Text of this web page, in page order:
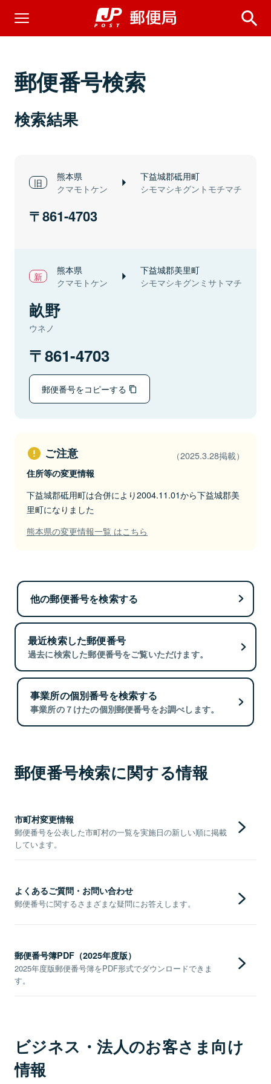
郵便番号検索
検索結果
熊本県
クマモトケン
下益城郡砥用町
シモマシキグントモチマチ
861-4703
熊本県
クマモトケン
下益城郡美里町
シモマシキグンミサトマチ
畝野
ウネノ
861-4703
郵便番号をコピーする
ご注意 （2025.3.28掲載）
住所等の変更情報
下益城郡砥用町は合併により2004.11.01から下益城郡美
里町になりました
熊本県の変更情報一覧 はこちら
他の郵便番号を検索する
最近検索した郵便番号
過去に検索した郵便番号をご覧いただけます。
事業所の個別番号を検索する
事業所の７けたの個別郵便番号をお調べします。
郵便番号検索に関する情報
市町村変更情報
郵便番号を公表した市町村の一覧を実施日の新しい順に掲載
しています。
よくあるご質問・お問い合わせ
郵便番号に関するさまざまな疑問にお答えします。
郵便番号簿PDF（2025年度版）
2025年度版郵便番号簿をPDF形式でダウンロードできま
す。
ビジネス・法人のお客さま向け
情報